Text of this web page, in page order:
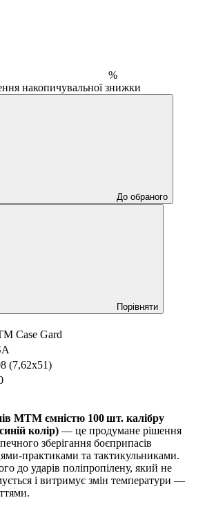
%
накопичувальної знижки
До обраного
Порівняти
Case Gard
(7,62х51)
MTM ємністю 100 шт. калібру
колір) — це продумане рішення
зберігання боєприпасів
практиками та тактикульниками.
до ударів поліпропілену, який не
і витримує змін температури —